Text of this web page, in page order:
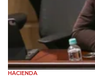
HACIENDA